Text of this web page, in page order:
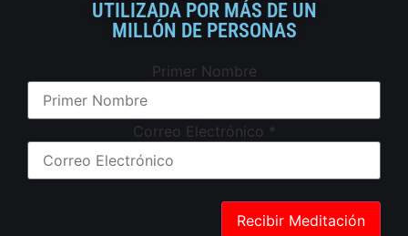
UTILIZADA POR MÁS DE UN
MILLÓN DE PERSONAS
Primer Nombre
Correo Electrónico *